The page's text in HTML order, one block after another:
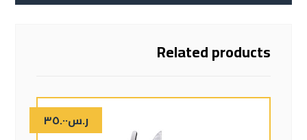
Related products
ر.س٣٥.٠٠